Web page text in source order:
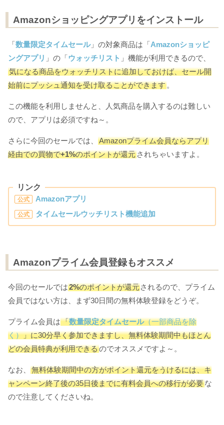
Amazonショッピングアプリをインストール
「数量限定タイムセール」の対象商品は「Amazonショッピ
ングアプリ 」の「ウォッチリスト 」機能が利用できるので、
気になる商品をウォッチリストに追加しておけば、セール開
始前にプッシュ通知を受け取ることができます。
この機能を利用しませんと、人気商品を購入するのは難しい
ので、アプリは必須ですね～。
さらに今回のセールでは、 Amazonプライム会員ならアプリ
経由での買物で+1%のポイントが還元されちゃいますよ。
リンク
公式 Amazonアプリ
公式 タイムセールウッチリスト機能追加
Amazonプライム会員登録もオススメ
今回のセールでは2%のポイントが還元 されるので、プライム
会員ではない方は、まず30日間の無料体験登録をどうぞ。
プライム会員は「数量限定タイムセール（一部商品を除
く）」に30分早く参加できますし、無料体験期間中もほとん
どの会員特典が利用できるのでオススメですよ～。
なお、 無料体験期間中の方がポイント還元をうけるには、キ
ャンペーン終了後の35日後までに有料会員への移行が必要な
ので注意してくださいね。